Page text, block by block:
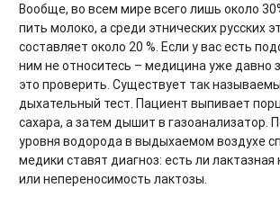
Вообще, во всем мире всего лишь около
пить молоко, а среди этнических русских
составляет около 20 %. Если у вас есть
ним не относитесь – медицина уже давно
это проверить. Существует так
дыхательный тест. Пациент выпивает
сахара, а затем дышит в газоанализатор.
уровня водорода в выдыхаемом воздухе
медики ставят диагноз: есть ли
или непереносимость лактозы.